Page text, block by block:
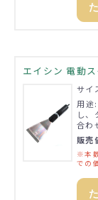
エイシン 電動
サイ
用途
し
合わ
販
※本
での